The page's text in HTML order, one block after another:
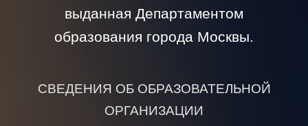
выданная Департаментом
образования города Москвы.
СВЕДЕНИЯ ОБ ОБРАЗОВАТЕЛЬНОЙ
ОРГАНИЗАЦИИ